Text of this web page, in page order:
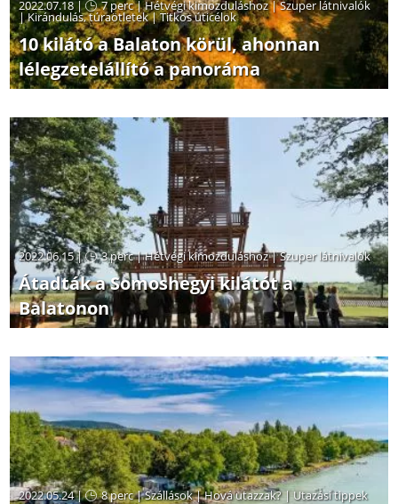
2022.07.18 | 7 perc|Hétvégi kimozduláshoz|Szuper látnivalók
|Kirándulás, túraötletek|Titkos úticélok
10 kilátó a Balaton körül, ahonnan
lélegzetelállító a panoráma
2022.06.15 | 3 perc|Hétvégi kimozduláshoz|Szuper látnivalók
Átadták a Somoshegyi kilátót a
Balatonon
2022.05.24 | 8 perc|Szállások|Hová utazzak?|Utazási tippek